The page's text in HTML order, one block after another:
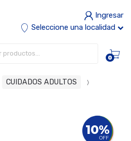
Ingresar
Seleccione una localidad
0
CUIDADOS ADULTOS
10%
OFF